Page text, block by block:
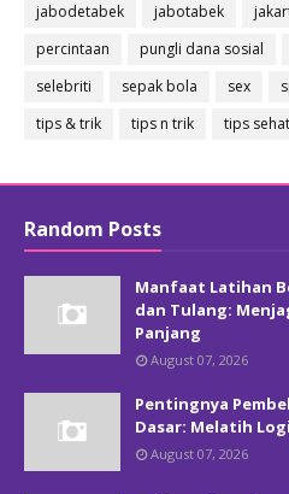
jabodetabek
jabotabek
percintaan
pungli dana sosial
selebriti
sepak bola sex
tips & trik
tips n trik tips sehat
Random Posts
Manfaat Latihan
dan Tulang:
Panjang
August 07, 2026
Pentingnya
Dasar: Melatih
August 07, 2026